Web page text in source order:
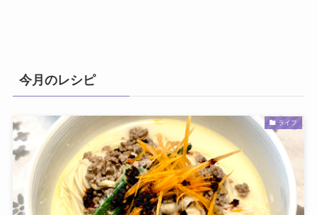
今月のレシピ
ライフ